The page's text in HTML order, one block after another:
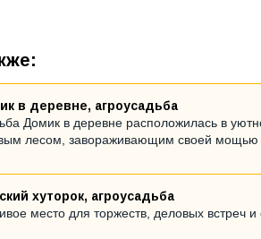
в деревне, агроусадьба
Домик в деревне расположилась в
лесом, завораживающим своей
хуторок, агроусадьба
место для торжеств, деловых встреч и